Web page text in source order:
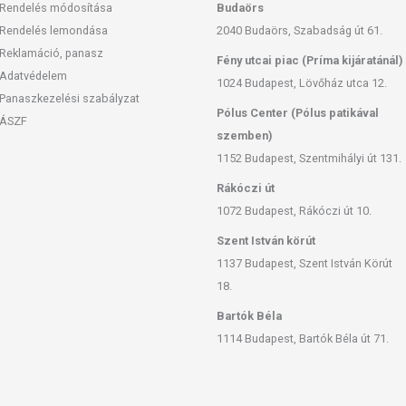
feltüntetett időpontot.
uniós szabályozás szerint élelmiszereknek minősülnek,
szolgálják, és koncentrált formában tartalmaznak
élettani hatással rendelkezhetnek, amely egyénenként
reklámozásuk során nem engedélyezett a készítményeknek
vegyes étrendet és az egészséges életmódot! A termék nem
orvosi kezelés helyettesítésére alkalmas! Betegség esetén
Az ajánlott napi fogyasztási mennyiséget ne lépje túl! Ne
Rendelés módosítása
Rendelés lemondása
Reklamáció, panasz
Adatvédelem
Panaszkezelési szabályzat
ÁSZF
Budaörs
2040 Budaörs, Szabadság út 61.
Fény utcai piac (Príma kijáratánál)
1024 Budapest, Lövőház utca 12.
Pólus Center (Pólus patikával
szemben)
1152 Budapest, Szentmihályi út 131.
Rákóczi út
1072 Budapest, Rákóczi út 10.
Szent István körút
1137 Budapest, Szent István Körút
18.
Bartók Béla
1114 Budapest, Bartók Béla út 71.